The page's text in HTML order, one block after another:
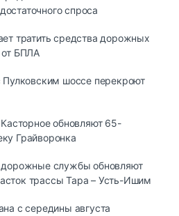
спроса
тратить средства дорожных
от БПЛА
шоссе перекроют
обновляют 65-
Грайворонка
службы обновляют
трассы Тара – Усть-Ишим
с середины августа